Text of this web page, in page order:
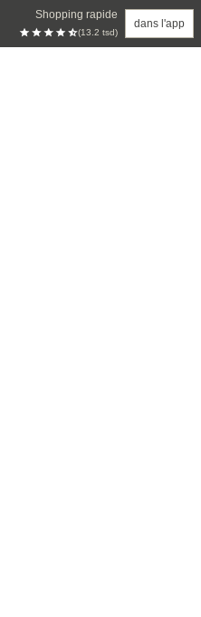
Shopping rapide
(13.2 tsd)
dans l'app